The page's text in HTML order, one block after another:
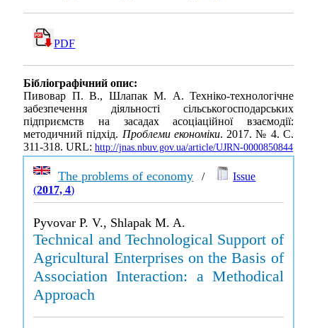
PDF
Бібліографічний опис:
Пивовар П. В., Шлапак М. А. Техніко-технологічне
забезпечення діяльності сільськогосподарських
підприємств на засадах асоціаційної взаємодії:
методичний підхід. Проблеми економіки. 2017. № 4. С.
311-318. URL: http://jnas.nbuv.gov.ua/article/UJRN-0000850844
The problems of economy /
Issue
(2017, 4)
Pyvovar P. V., Shlapak M. A.
Technical and Technological Support of
Agricultural Enterprises on the Basis of
Association Interaction: a Methodical
Approach